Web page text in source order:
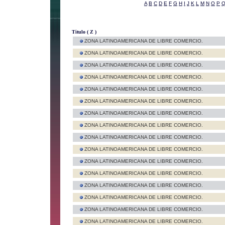
A B C D E F G H I J K L M N O P Q
Titulo ( Z )
ZONA LATINOAMERICANA DE LIBRE COMERCIO.
ZONA LATINOAMERICANA DE LIBRE COMERCIO.
ZONA LATINOAMERICANA DE LIBRE COMERCIO.
ZONA LATINOAMERICANA DE LIBRE COMERCIO.
ZONA LATINOAMERICANA DE LIBRE COMERCIO.
ZONA LATINOAMERICANA DE LIBRE COMERCIO.
ZONA LATINOAMERICANA DE LIBRE COMERCIO.
ZONA LATINOAMERICANA DE LIBRE COMERCIO.
ZONA LATINOAMERICANA DE LIBRE COMERCIO.
ZONA LATINOAMERICANA DE LIBRE COMERCIO.
ZONA LATINOAMERICANA DE LIBRE COMERCIO.
ZONA LATINOAMERICANA DE LIBRE COMERCIO.
ZONA LATINOAMERICANA DE LIBRE COMERCIO.
ZONA LATINOAMERICANA DE LIBRE COMERCIO.
ZONA LATINOAMERICANA DE LIBRE COMERCIO.
ZONA LATINOAMERICANA DE LIBRE COMERCIO.